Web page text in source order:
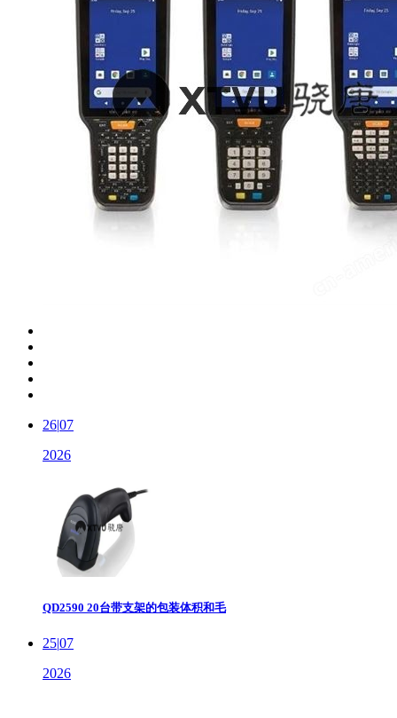
26|07
2026
QD2590 20台带支架的包装体积和毛
25|07
2026